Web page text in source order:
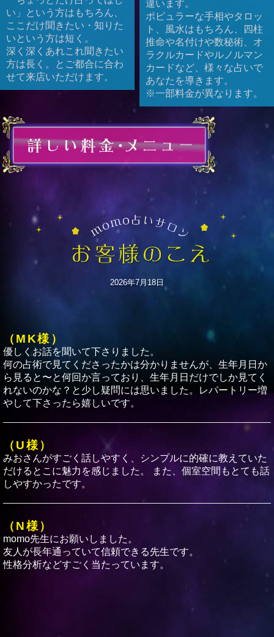
い」という方はもちろん、
ここだけ聞きたい・知りた
いという方は短く。
深く深くあれこれ聞きたい
方は長く。とご都合に合わ
せて来店いただけます。
違います。
ポピュラーな手相やタロッ
ト、風水はもちろん、四柱
推命や名付けや数秘術、オ
ラクルカードやルノルマン
カードなど、様々な占いで
あなたを導きます。
※一部料金が異なります。
2026年7月18日
（MK様）
優しくお話を聞いて下さりました。
何の占術で見てくださったかは分かりませんが、生年月日か
ら見ると〜と何回か言っており、生年月日だけでしか見てく
れないのかな？と少し疑問には思いました。レパートリー増
やして下さったら嬉しいです。
（U様）
みおさんがすごく話しやすく、シンプルに的確に教えていた
だけるとこに魅力を感じました。 また、個室空間もとても話
しやすかったです。
（N様）
momo先生にお願いしました。
友人が長年通っていて信頼できる先生です。
性格分析などすごく当たっています。